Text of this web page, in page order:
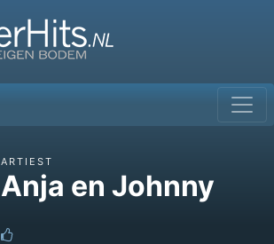
ARTIEST
Anja en Johnny